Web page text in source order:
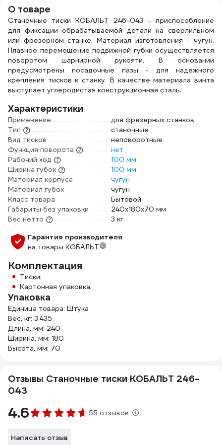
052899
О товаре
Станочные тиски КОБАЛЬТ 246-043 - приспособление
для фиксации обрабатываемой детали на сверлильном
или фрезерном станке. Материал изготовления - чугун.
Плавное перемещение подвижной губки осуществляется
поворотом шарнирной рукояти. В основании
предусмотрены посадочные пазы - для надежного
крепления тисков к станку. В качестве материала винта
выступает углеродистая конструкционная сталь.
Характеристики
Применение
для фрезерных станков
Тип
станочные
Вид тисков
неповоротные
Функция поворота
нет
Рабочий ход
100 мм
Ширина губок
100 мм
Материал корпуса
чугун
Материал губок
чугун
Класс товара
Бытовой
Габариты без упаковки
240х180х70 мм
Вес нетто
3 кг
Гарантия производителя
на товары КОБАЛЬТ
Комплектация
Тиски;
Картонная упаковка.
Упаковка
Единица товара: Штука
Вес, кг: 3.435
Длина, мм: 240
Ширина, мм: 180
Высота, мм: 70
Отзывы Станочные тиски КОБАЛЬТ 246-
043
4.6 55 отзывов
Написать отзыв